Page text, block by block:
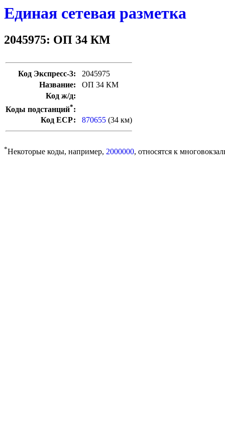
Единая сетевая разметка
2045975: ОП 34 КМ
Код Экспресс-3:
2045975
Название:
ОП 34 КМ
Код ж/д:
Коды подстанций*:
Код ЕСР:
870655 (34 км)
*Некоторые коды, например, 2000000, относятся к